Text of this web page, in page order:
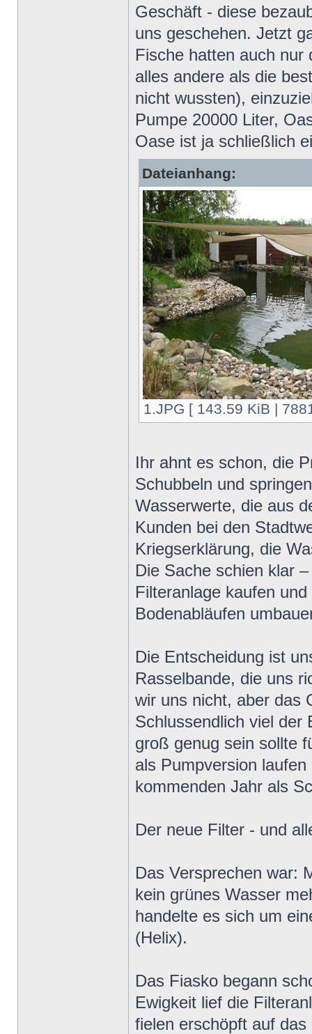
Geschäft - diese
uns geschehen. Jetzt
Fische hatten auch nur
alles andere als die
nicht wussten),
Pumpe 20000 Liter,
Oase ist ja schließlich
Dateianhang:
1.JPG [ 143.59 KiB |
Ihr ahnt es schon, die
Schubbeln und
Wasserwerte, die aus
Kunden bei den
Kriegserklärung, die
Die Sache schien klar
Filteranlage kaufen
Bodenabläufen
Die Entscheidung ist
Rasselbande, die uns
wir uns nicht, aber das
Schlussendlich viel der
groß genug sein sollte
als Pumpversion
kommenden Jahr als
Der neue Filter - und
Das Versprechen war:
kein grünes Wasser
handelte es sich um
(Helix).
Das Fiasko begann
Ewigkeit lief die
fielen erschöpft auf